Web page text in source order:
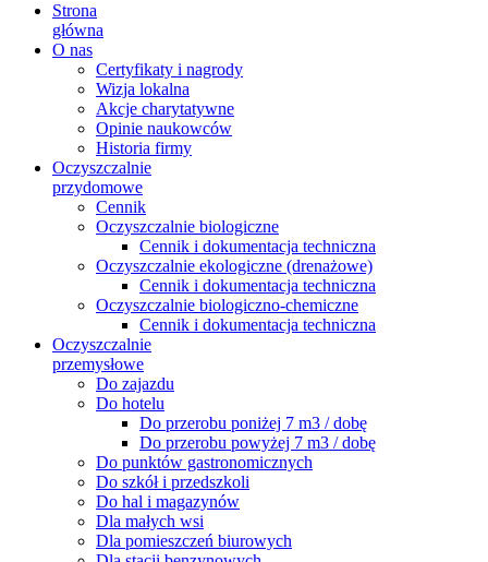
Strona
główna
O nas
Certyfikaty i nagrody
Wizja lokalna
Akcje charytatywne
Opinie naukowców
Historia firmy
Oczyszczalnie
przydomowe
Cennik
Oczyszczalnie biologiczne
Cennik i dokumentacja techniczna
Oczyszczalnie ekologiczne (drenażowe)
Cennik i dokumentacja techniczna
Oczyszczalnie biologiczno-chemiczne
Cennik i dokumentacja techniczna
Oczyszczalnie
przemysłowe
Do zajazdu
Do hotelu
Do przerobu poniżej 7 m3 / dobę
Do przerobu powyżej 7 m3 / dobę
Do punktów gastronomicznych
Do szkół i przedszkoli
Do hal i magazynów
Dla małych wsi
Dla pomieszczeń biurowych